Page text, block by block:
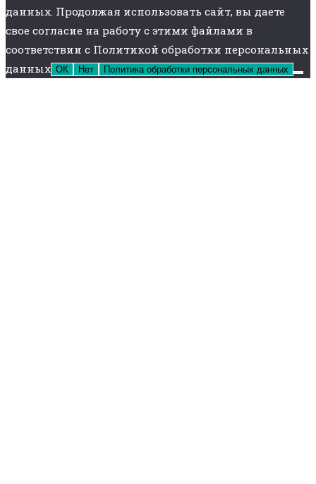
данных. Продолжая использовать сайт, вы даете
свое согласие на работу с этими файлами в
соответствии с Политикой обработки персональных
данных ОК Нет Политика обработки персональных данных